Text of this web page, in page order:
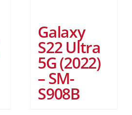
Galaxy
S22 Ultra
5G (2022)
– SM-
S908B